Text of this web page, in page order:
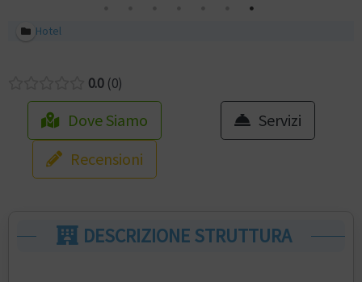
Hotel
0.0 0
Dove Siamo
Servizi
Recensioni
DESCRIZIONE STRUTTURA